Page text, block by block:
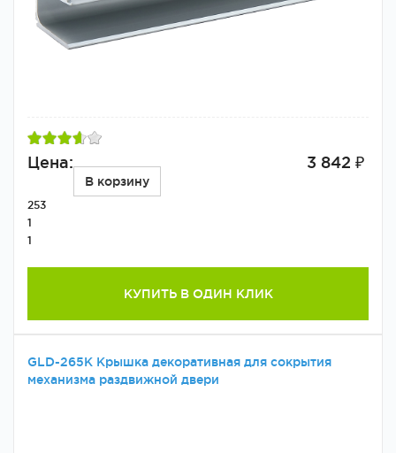
Цена: 3 842 ₽
В корзину
253
1
1
КУПИТЬ В ОДИН КЛИК
GLD-265K Крышка декоративная для сокрытия
механизма раздвижной двери